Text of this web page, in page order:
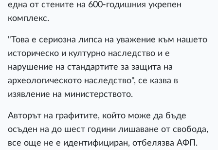
една от стените на 600-годишния укрепен
комплекс.
"Това е сериозна липса на уважение към нашето
историческо и културно наследство и е
нарушение на стандартите за защита на
археологическото наследство", се казва в
изявление на министерството.
Авторът на графитите, който може да бъде
осъден на до шест години лишаване от свобода,
все още не е идентифициран, отбелязва АФП.